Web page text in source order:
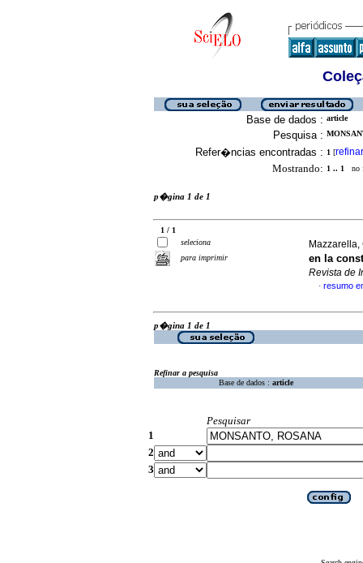
Base de dados : article
Pesquisa :
Refer�ncias encontradas : 1 [refinar
Mostrando: 1 .. 1 no
p�gina 1 de 1
1 / 1
seleciona
para imprimir
en la
Revista de
· resumo
p�gina 1 de 1
Refinar a pesquisa
Base de dados : article
Pesquisar
1
2
3